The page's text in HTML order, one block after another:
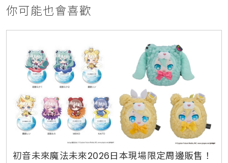
你可能也會喜歡
初音未來魔法未來2026日本現場限定周邊販售！